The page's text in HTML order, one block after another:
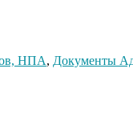
НПА, Документы